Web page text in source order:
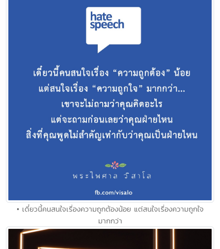
• เดี๋ยวนี้คนสนใจเรื่องความถูกต้องน้อย แต่สนใจเรื่องความถูกใจ
มากกว่า